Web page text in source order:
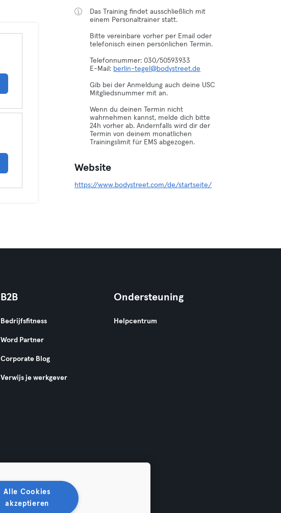
Das Training findet ausschließlich mit
einem Personaltrainer statt.
Bitte vereinbare vorher per Email oder
telefonisch einen persönlichen Termin.
Telefonnummer: 030/50593933
E-Mail: berlin-tegel@bodystreet.de
Gib bei der Anmeldung auch deine USC
Mitgliedsnummer mit an.
Wenn du deinen Termin nicht
wahrnehmen kannst, melde dich bitte
24h vorher ab. Andernfalls wird dir der
Termin von deinem monatlichen
Trainingslimit für EMS abgezogen.
Website
https://www.bodystreet.com/de/startseite/
B2B
Bedrijfsfitness
Word Partner
Corporate Blog
Verwijs je werkgever
Ondersteuning
Helpcentrum
Alle Cookies
akzeptieren